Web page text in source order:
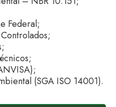
Federal;
(SGA ISO 14001).